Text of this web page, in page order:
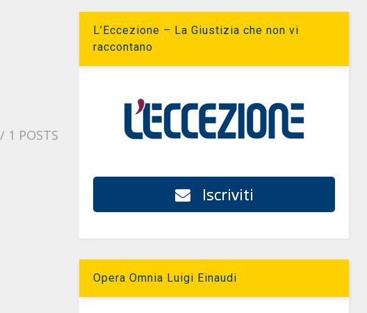
/ 1 POSTS
L’Eccezione – La Giustizia che non vi
raccontano
Iscriviti
Opera Omnia Luigi Einaudi